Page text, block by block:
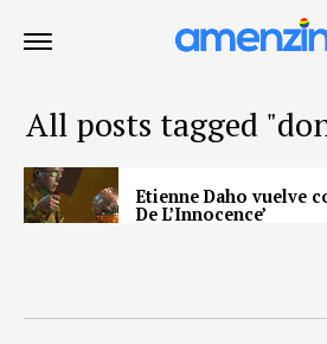
All posts tagged
Etienne Daho vuelve
De L’Innocence’